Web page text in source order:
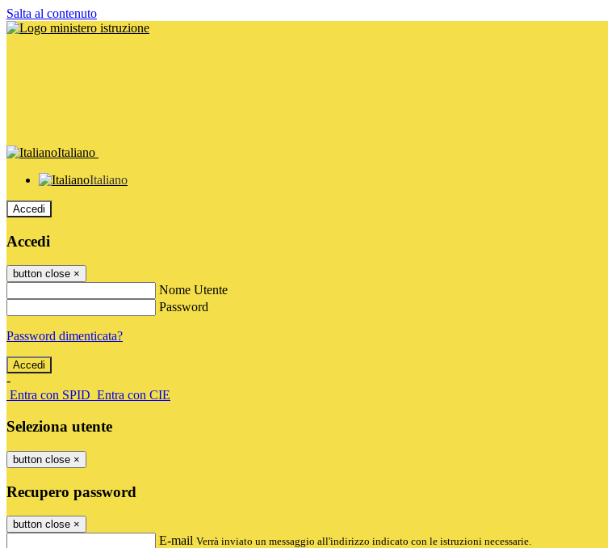
Salta al contenuto
Italiano
Italiano
Accedi
Accedi
button close ×
Nome Utente
Password
Password dimenticata?
-
Entra con SPID Entra con CIE
Seleziona utente
button close ×
Recupero password
button close ×
E-mail Verrà inviato un messaggio all'indirizzo indicato con le istruzioni necessarie.